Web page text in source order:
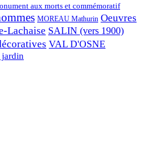
aux morts et commémoratif
MOREAU Mathurin Oeuvres
Lachaise SALIN (vers 1900)
VAL D'OSNE
jardin